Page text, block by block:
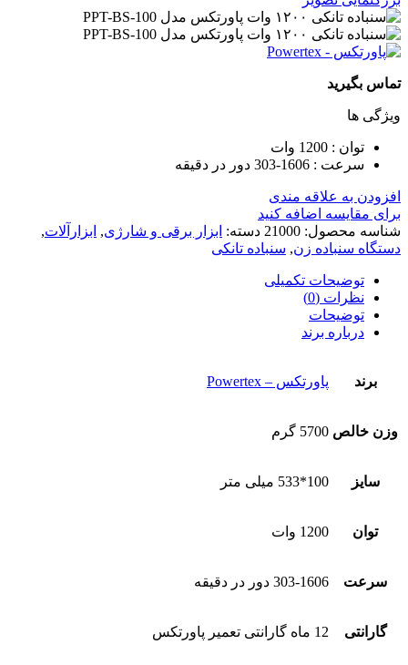
تماس بگیرید
ویژگی ها
توان : 1200 وات
سرعت : 1606-303 دور در دقیقه
افزودن به علاقه مندی
برای مقایسه اضافه کنید
شناسه محصول: 21000 دسته: ابزار برقی و شارژی, ابزارآلات,
دستگاه سنباده زن, سنباده تانکی
توضیحات تکمیلی
نظرات (0)
توضیحات
درباره برند
برند پاورتکس – Powertex
وزن خالص 5700 گرم
سایز 100*533 میلی متر
توان 1200 وات
سرعت 303-1606 دور در دقیقه
گارانتی 12 ماه گارانتی تعمیر پاورتکس